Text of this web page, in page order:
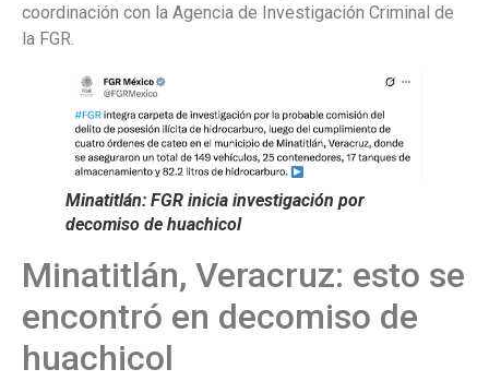
coordinación con la Agencia de Investigación Criminal de
la FGR.
Minatitlán: FGR inicia investigación por
decomiso de huachicol
Minatitlán, Veracruz: esto se
encontró en decomiso de
huachicol